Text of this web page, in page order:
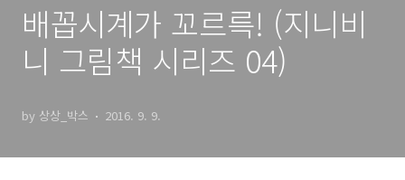
배꼽시계가 꼬르륵! (지니비
니 그림책 시리즈 04)
by 상상_박스 2016. 9. 9.